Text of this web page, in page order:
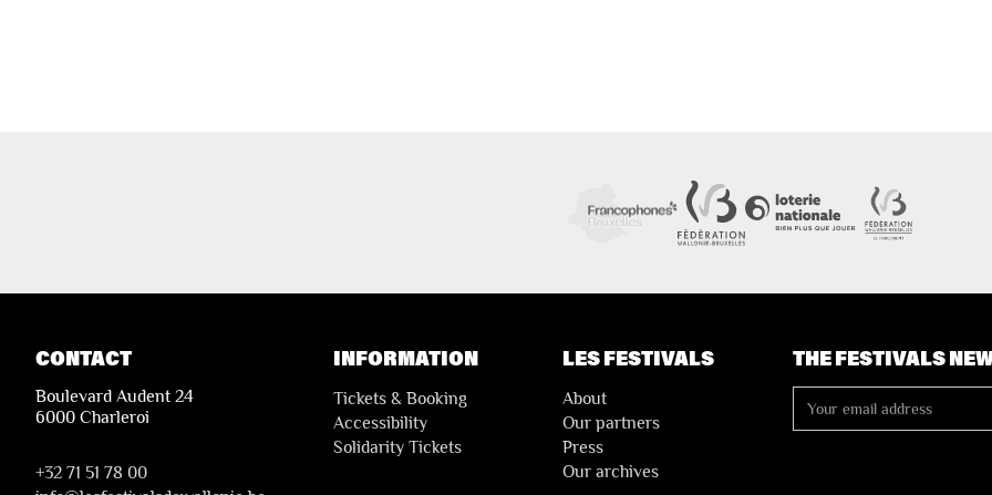
CONTACT
Boulevard Audent 24
6000 Charleroi
+32 71 51 78 00
INFORMATION
Tickets & Booking
Accessibility
Solidarity Tickets
LES FESTIVALS
About
Our partners
Press
Our archives
THE FESTIVALS